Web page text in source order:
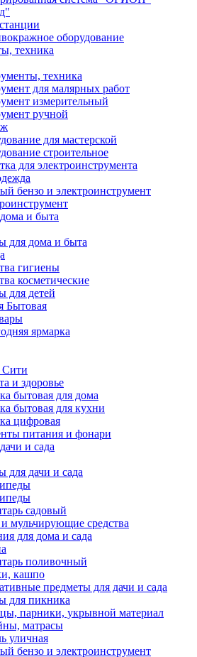
оборудование
техника
техника
для малярных работ
измерительный
ручной
для мастерской
строительное
для электроинструмента
бензо и электроинструмент
и быта
для дома и быта
гигиены
косметические
для детей
Бытовая
ярмарка
Сити
и здоровье
бытовая для дома
бытовая для кухни
цифровая
питания и фонари
и сада
для дачи и сада
садовый
мульчирующие средства
для дома и сада
поливочный
кашпо
предметы для дачи и сада
для пикника
парники, укрывной материал
матрасы
уличная
бензо и электроинструмент